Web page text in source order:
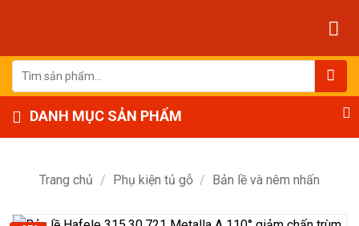
dung
Tìm
kiếm:
DANH MỤC SẢN PHẨM
Trang chủ / Phụ kiện tủ gỗ / Bản lề và nêm nhấn